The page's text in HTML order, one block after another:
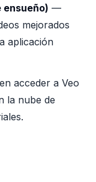
ensueño) —
mejorados
aplicación
acceder a Veo
la nube de